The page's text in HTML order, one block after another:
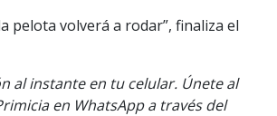
pelota volverá a rodar”, finaliza el
al instante en tu celular. Únete al
en WhatsApp a través del